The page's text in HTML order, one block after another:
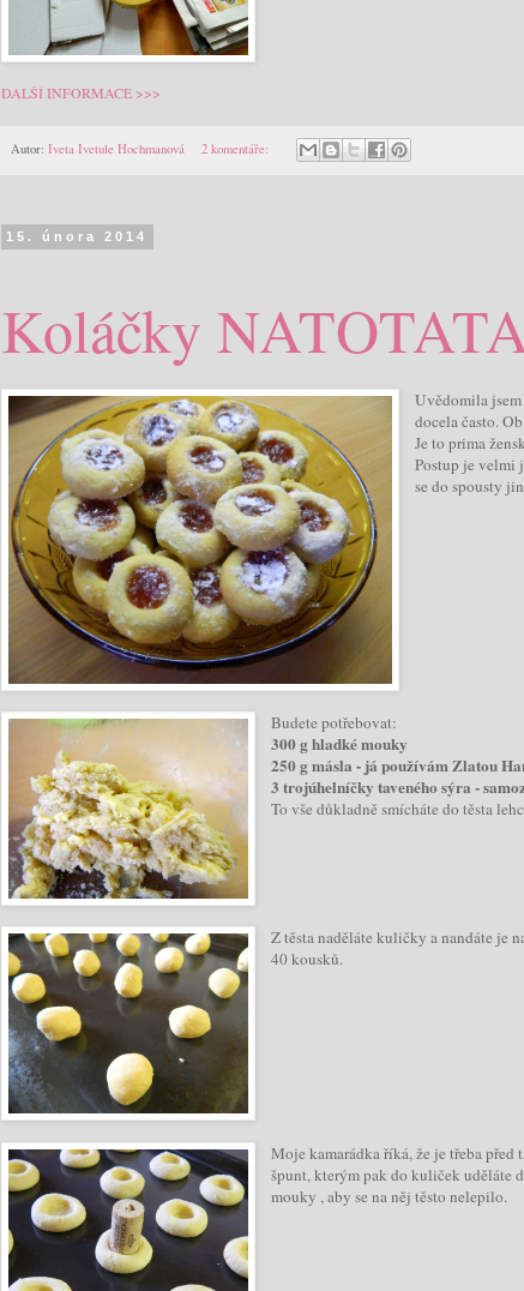
DALŠÍ INFORMACE >>>
Autor: Iveta Ivetule Hochmanová 2 komentáře:
15. února 2014
Koláčky
Uvědomila
docela často.
Je to prima
Postup je velmi
se do spousty
Budete potřebovat:
300 g hladké mouky
250 g másla - já používám Zlatou
3 trojúhelníčky taveného sýra -
To vše důkladně smícháte do těsta
Z těsta naděláte kuličky a nandáte je
40 kousků.
Moje kamarádka říká, že je třeba
špunt, kterým pak do kuliček uděláte
mouky , aby se na něj těsto nelepilo.